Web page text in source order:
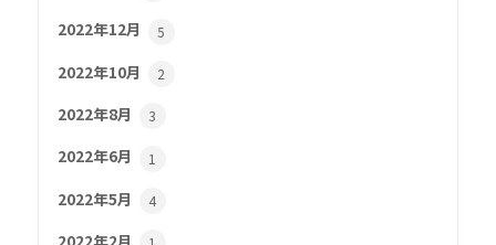
2022年12月 5
2022年10月 2
2022年8月 3
2022年6月 1
2022年5月 4
2022年2月